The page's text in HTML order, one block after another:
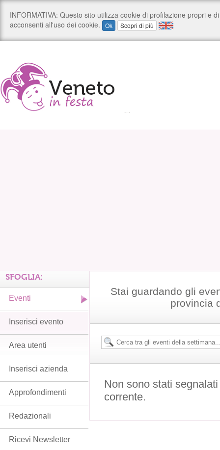
Stai guardando gli
provincia
Non sono stati
corrente.
SFOGLIA:
Eventi
Inserisci evento
Area utenti
Inserisci azienda
Approfondimenti
Redazionali
Ricevi Newsletter